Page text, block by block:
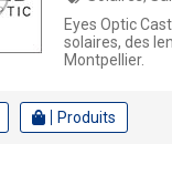
Eyes Optic
solaires, des
Montpellier.
Produits